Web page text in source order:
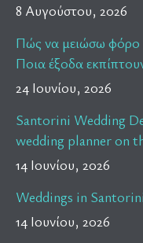
8 Αυγούστου, 2026
Πώς να μειώσω φόρο
Ποια έξοδα
24 Ιουνίου, 2026
Santorini Wedding
wedding planner on
14 Ιουνίου, 2026
Weddings in
14 Ιουνίου, 2026